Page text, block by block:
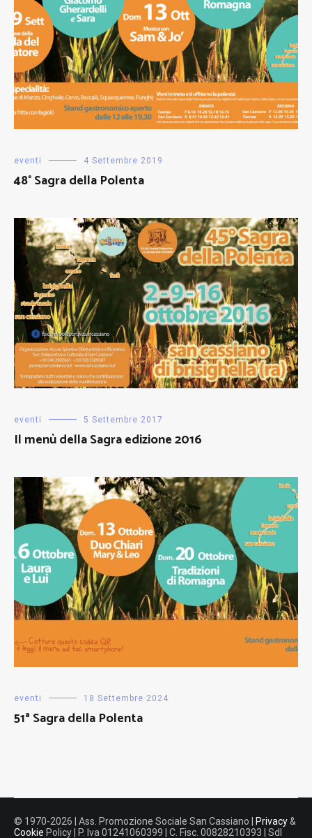
eventi 4 Settembre 2019
48° Sagra della Polenta
eventi 5 Settembre 2017
Il menù della Sagra edizione 2016
eventi 18 Settembre 2024
51ª Sagra della Polenta
© 1970-2026 | Ass. Promozione Sociale San Cassiano | Privacy&
Cookie Policy | P. Iva 01241060399 | C. Fisc. 00828210393 | SdI